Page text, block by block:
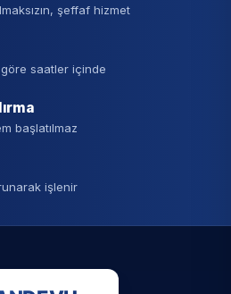
şeffaf hizmet
saatler içinde
başlatılmaz
işlenir